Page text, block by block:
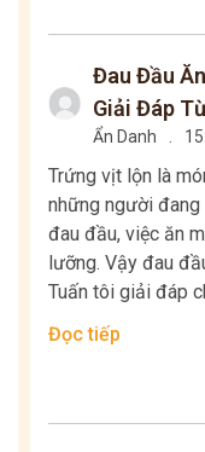
Đau Đầu
Giải Đáp
Ẩn Danh
Trứng vịt lộn là
những người
đau đầu, việc ăn
lưỡng. Vậy đau
Tuấn tôi giải đáp
Đọc tiếp